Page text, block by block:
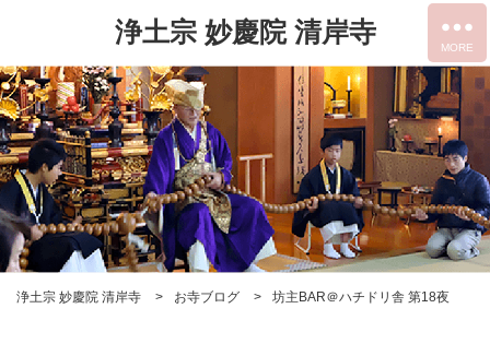
浄土宗 妙慶院 清岸寺
浄土宗 妙慶院 清岸寺 お寺ブログ 坊主BAR＠ハチドリ舎 第18夜